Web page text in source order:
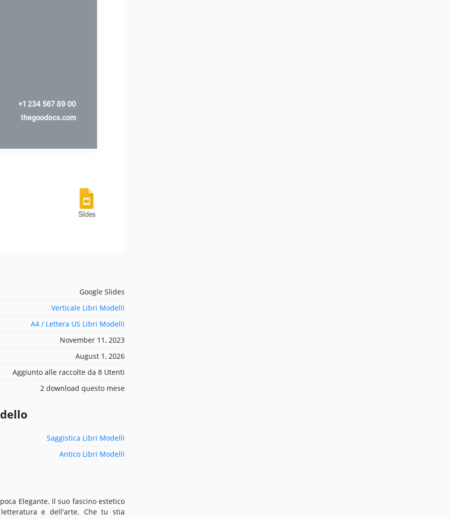
Google Slides
Verticale Libri Modelli
A4 / Lettera US Libri Modelli
November 11, 2023
August 1, 2026
Aggiunto alle raccolte da 8 Utenti
2 download questo mese
Saggistica Libri Modelli
Antico Libri Modelli
Elegante. Il suo fascino estetico
e dell'arte. Che tu stia